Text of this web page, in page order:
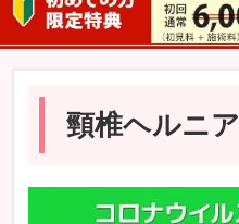
頸椎ヘルニア